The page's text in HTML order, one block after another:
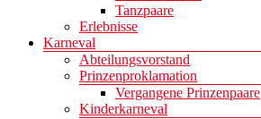
Tanzpaare
Erlebnisse
Karneval
Abteilungsvorstand
Prinzenproklamation
Vergangene Prinzenpaare
Kinderkarneval